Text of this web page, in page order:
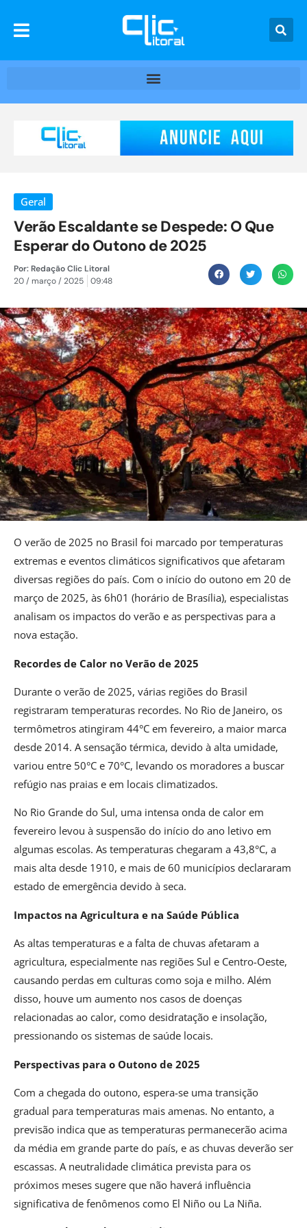
Geral
Verão Escaldante se Despede: O Que
Esperar do Outono de 2025
Por:Redação Clic Litoral
20 / março / 2025
09:48
O verão de 2025 no Brasil foi marcado por temperaturas
extremas e eventos climáticos significativos que afetaram
diversas regiões do país. Com o início do outono em 20 de
março de 2025, às 6h01 (horário de Brasília), especialistas
analisam os impactos do verão e as perspectivas para a
nova estação.
Recordes de Calor no Verão de 2025
Durante o verão de 2025, várias regiões do Brasil
registraram temperaturas recordes. No Rio de Janeiro, os
termômetros atingiram 44°C em fevereiro, a maior marca
desde 2014. A sensação térmica, devido à alta umidade,
variou entre 50°C e 70°C, levando os moradores a buscar
refúgio nas praias e em locais climatizados.
No Rio Grande do Sul, uma intensa onda de calor em
fevereiro levou à suspensão do início do ano letivo em
algumas escolas. As temperaturas chegaram a 43,8°C, a
mais alta desde 1910, e mais de 60 municípios declararam
estado de emergência devido à seca.
Impactos na Agricultura e na Saúde Pública
As altas temperaturas e a falta de chuvas afetaram a
agricultura, especialmente nas regiões Sul e Centro-Oeste,
causando perdas em culturas como soja e milho. Além
disso, houve um aumento nos casos de doenças
relacionadas ao calor, como desidratação e insolação,
pressionando os sistemas de saúde locais.
Perspectivas para o Outono de 2025
Com a chegada do outono, espera-se uma transição
gradual para temperaturas mais amenas. No entanto, a
previsão indica que as temperaturas permanecerão acima
da média em grande parte do país, e as chuvas deverão ser
escassas. A neutralidade climática prevista para os
próximos meses sugere que não haverá influência
significativa de fenômenos como El Niño ou La Niña.